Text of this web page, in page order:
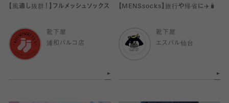
【風通し抜群！】フルメッシュソックス
靴下屋
浦和パルコ店
【MENSsocks】旅行や帰省に✈️🧳
靴下屋
エスパル仙台